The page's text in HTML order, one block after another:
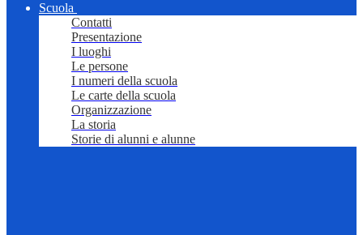
Scuola
Contatti
Presentazione
I luoghi
Le persone
I numeri della scuola
Le carte della scuola
Organizzazione
La storia
Storie di alunni e alunne